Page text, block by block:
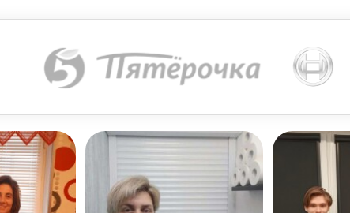
над оконным проемом, важным показателем
см, это и будет высота ламелей. Такой расчет верен,
к полученному результату нужно прибавить
жалюзи на потолочный карниз считается
балок, труб, электропроводки и иных
обязательно для заполнения